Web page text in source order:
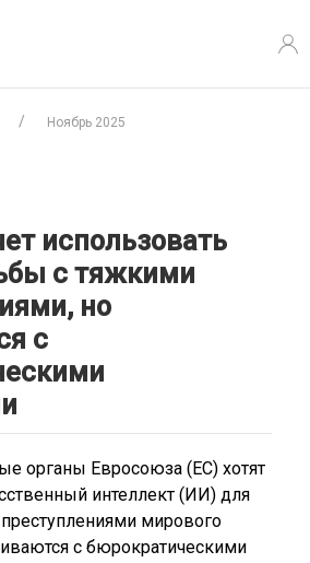
Ноябрь 2025
использовать
с тяжкими
но
с
органы Евросоюза (ЕС) хотят
интеллект (ИИ) для
мирового
с бюрократическими